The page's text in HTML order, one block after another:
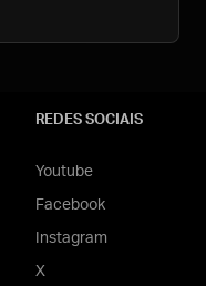
REDES SOCIAIS
Youtube
Facebook
Instagram
X